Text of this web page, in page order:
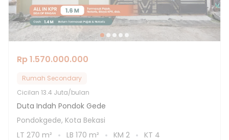
Rp 1.570.000.000
Rumah Secondary
Cicilan 13.4 Juta/bulan
Duta Indah Pondok Gede
Pondokgede, Kota Bekasi
LT 270 m² LB 170 m² KM 2 KT 4